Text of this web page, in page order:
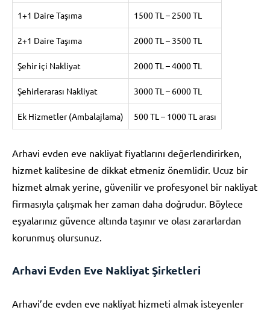
1+1 Daire Taşıma 1500 TL – 2500 TL
2+1 Daire Taşıma 2000 TL – 3500 TL
Şehir içi Nakliyat 2000 TL – 4000 TL
Şehirlerarası Nakliyat 3000 TL – 6000 TL
Ek Hizmetler (Ambalajlama) 500 TL – 1000 TL arası
Arhavi evden eve nakliyat fiyatlarını değerlendirirken,
hizmet kalitesine de dikkat etmeniz önemlidir. Ucuz bir
hizmet almak yerine, güvenilir ve profesyonel bir nakliyat
firmasıyla çalışmak her zaman daha doğrudur. Böylece
eşyalarınız güvence altında taşınır ve olası zararlardan
korunmuş olursunuz.
Arhavi Evden Eve Nakliyat Şirketleri
Arhavi’de evden eve nakliyat hizmeti almak isteyenler